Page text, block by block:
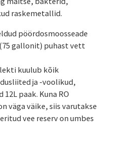
raskemetallid.
pöördosmoosseade
gallonit) puhast vett
kuulub kõik
ja -voolikud,
paak. Kuna RO
väga väike, siis varutakse
vee reserv on umbes